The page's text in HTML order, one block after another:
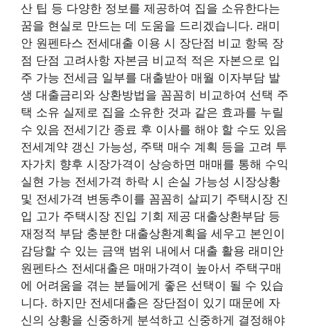
산 팁 등 다양한 정보를 제공하여 집을 소유한다는
꿈을 현실로 만드는 데 도움을 드리겠습니다. 래미
안 원펜타스 전세대출 이용 시 장단점 비교 항목 장
점 단점 고려사항 자본금 비교적 적은 자본으로 입
주 가능 전세금 일부를 대출받아 매월 이자부담 발
생 대출금리와 상환방법을 꼼꼼히 비교하여 선택 주
택 소유 실제로 집을 소유한 것과 같은 효과를 누릴
수 있음 전세기간 종료 후 이사를 해야 할 수도 있음
전세계약 갱신 가능성, 주택 매수 계획 등을 고려 투
자가치 향후 시장가격이 상승하면 매매를 통해 수익
실현 가능 전세가격 하락 시 손실 가능성 시장상황
및 전세가격 변동추이를 꼼꼼히 살피기 주택시장 진
입 고가 주택시장 진입 기회 제공 대출상환부담 등
재정적 부담 충분한 대출상환계획을 세우고 본인이
감당할 수 있는 금액 범위 내에서 대출 활용 래미안
원펜타스 전세대출은 매매가격이 높아서 주택구매
에 어려움을 겪는 분들에게 좋은 선택이 될 수 있습
니다. 하지만 전세대출은 장단점이 있기 때문에 자
신의 상황을 신중하게 분석하고 신중하게 결정해야